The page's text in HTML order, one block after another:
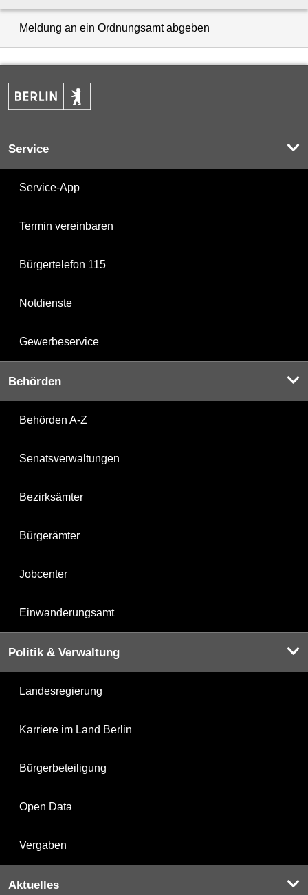
Meldung an ein Ordnungsamt abgeben
Service
Service-App
Termin vereinbaren
Bürgertelefon 115
Notdienste
Gewerbeservice
Behörden
Behörden A-Z
Senatsverwaltungen
Bezirksämter
Bürgerämter
Jobcenter
Einwanderungsamt
Politik & Verwaltung
Landesregierung
Karriere im Land Berlin
Bürgerbeteiligung
Open Data
Vergaben
Aktuelles